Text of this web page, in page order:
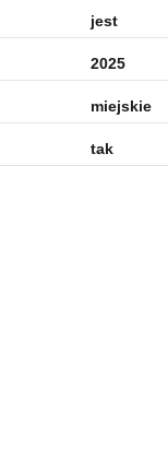
jest
2025
miejskie
tak